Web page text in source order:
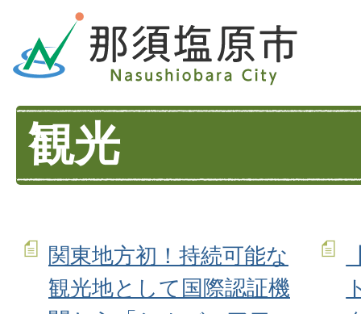
観光
関東地方初！持続可能な
観光地として国際認証機